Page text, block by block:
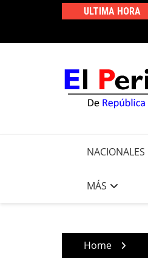
ULTIMA HORA
NACIONALES
MÁS
Home